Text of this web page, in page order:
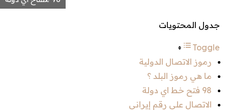
جدول المحتويات
Toggle
رموز الاتصال الدولية
ما هي رموز البلد ؟
98 فتح خط اي دولة
الاتصال على رقم إيراني